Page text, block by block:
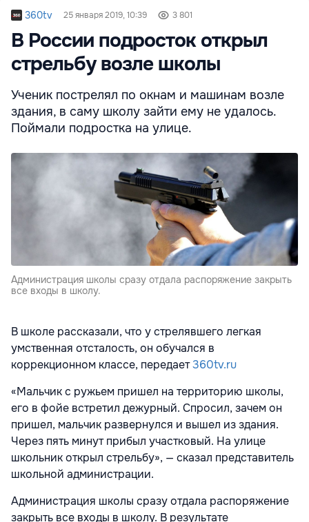
360tv 25 января 2019, 10:39 3 801
В России подросток открыл
стрельбу возле школы
Ученик пострелял по окнам и машинам возле
здания, в саму школу зайти ему не удалось.
Поймали подростка на улице.
Администрация школы сразу отдала распоряжение закрыть
все входы в школу.
В школе рассказали, что у стрелявшего легкая
умственная отсталость, он обучался в
коррекционном классе, передает360tv.ru
«Мальчик с ружьем пришел на территорию школы,
его в фойе встретил дежурный. Спросил, зачем он
пришел, мальчик развернулся и вышел из здания.
Через пять минут прибыл участковый. На улице
школьник открыл стрельбу», — сказал представитель
школьной администрации.
Администрация школы сразу отдала распоряжение
закрыть все входы в школу. В результате